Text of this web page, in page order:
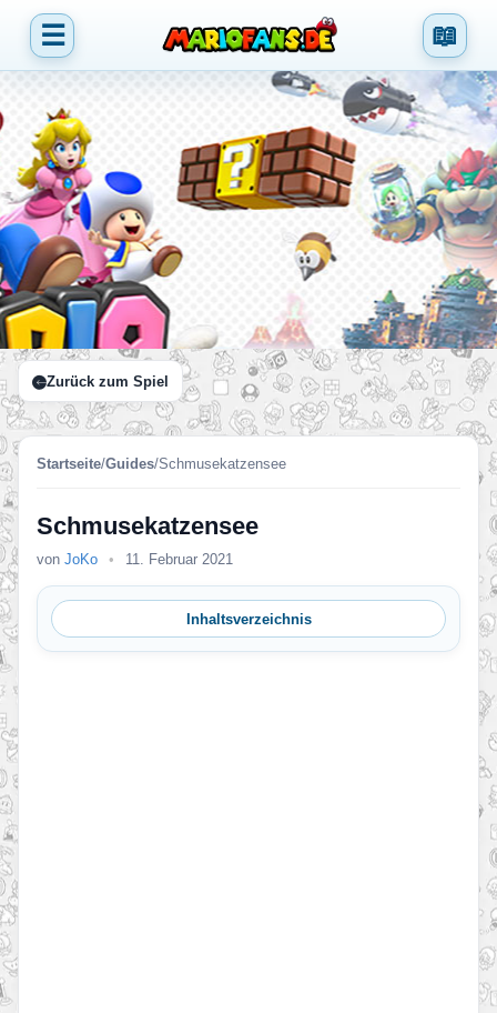
☰ 📖
Zurück zum Spiel
Startseite/Guides/Schmusekatzensee
Schmusekatzensee
von JoKo • 11. Februar 2021
Inhaltsverzeichnis